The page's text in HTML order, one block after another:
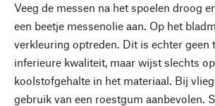
Veeg de messen na het spoelen droog
een beetje messenolie aan. Op het
verkleuring optreden. Dit is echter geen
inferieure kwaliteit, maar wijst slechts
koolstofgehalte in het materiaal. Bij
gebruik van een roestgum aanbevolen.